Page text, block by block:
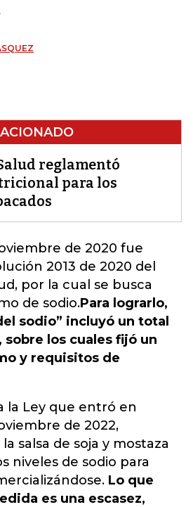
reglamentó
para los
de 2020 fue
2013 de 2020 del
por la cual se busca
de sodio.Para lograrlo,
sodio” incluyó un total
sobre los cuales fijó un
y requisitos de
la Ley que entró en
de 2022,
salsa de soja y mostaza
niveles de sodio para
Lo que
es una escasez,